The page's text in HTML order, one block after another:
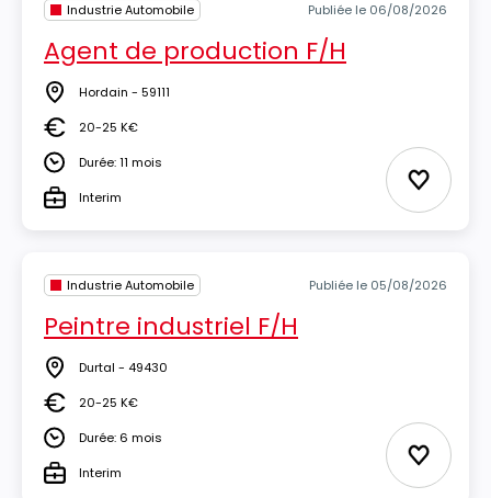
Industrie Automobile Publiée le 06/08/2026
Agent de production F/H
Lieu Hordain - 59111
Salaire20-25 K€
DuréeDurée: 11 mois
TypeInterim Ajouter
Industrie Automobile Publiée le 05/08/2026
Peintre industriel F/H
Lieu Durtal - 49430
Salaire20-25 K€
DuréeDurée: 6 mois
TypeInterim Ajouter